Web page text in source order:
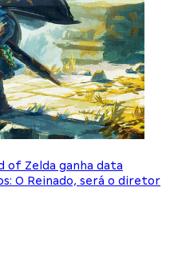
of Zelda ganha data
O Reinado, será o diretor